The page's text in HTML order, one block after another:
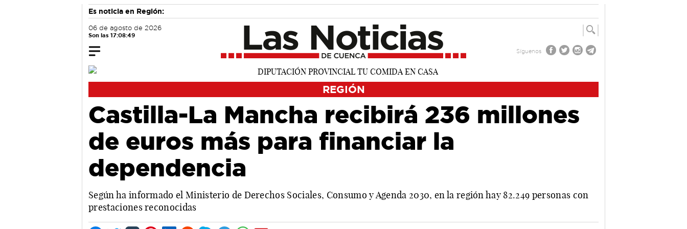
Es noticia en Región:
06 de agosto de 2026
Son las 17:08:50
Síguenos
REGIÓN
Castilla-La Mancha recibirá 236 millones
de euros más para financiar la
dependencia
Según ha informado el Ministerio de Derechos Sociales, Consumo y Agenda 2030, en la región hay 82.249 personas con
prestaciones reconocidas